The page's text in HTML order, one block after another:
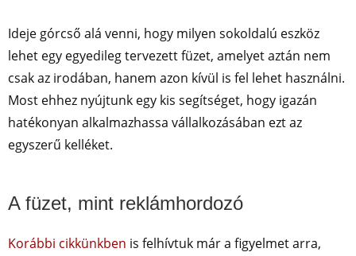
Ideje górcső alá venni, hogy milyen sokoldalú eszköz
lehet egy egyedileg tervezett füzet, amelyet aztán nem
csak az irodában, hanem azon kívül is fel lehet használni.
Most ehhez nyújtunk egy kis segítséget, hogy igazán
hatékonyan alkalmazhassa vállalkozásában ezt az
egyszerű kelléket.
A füzet, mint reklámhordozó
Korábbi cikkünkben is felhívtuk már a figyelmet arra,